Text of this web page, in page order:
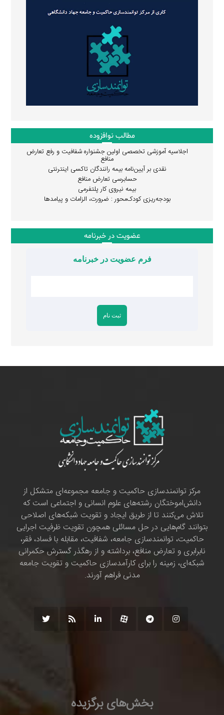
مطالب نوافزوده
اجلاسیه آموزشی تخصصی اولین جشنواره شفافیت و رفع تعارض
منافع
نقدی بر آیین‌نامه بیمه رانندگان تاکسی اینترنتی
حسابرسی تعارض منافع
بیمه نیروی کار پلتفرمی
بودجه‌ریزی کودک‌محور : ضرورت، الزامات و پیامدها
عضویت در خبرنامه
فرم عضویت در خبرنامه
مرکز توانمندسازی حاکمیت و جامعه مجموعه‌ای متشکل از
دانش‌اموختگان رشته‌های علوم انسانی و اجتماعی است که
تلاش می‌کنند تا از طریق ایجاد و تقویت شبکه‌های اصلاحی
بتوانند گام‌هایی در حل مسائلی همچون تقویت ظرفیت اجرایی
حاکمیت، توانمندسازی جامعه، شفافیت، مقابله با فساد، فقر،
نابرابری و تعارض منافع، برداشته و از رهگذر گسترش حکمرانی
شبکه‌ای، زمینه را برای کارآمدسازی حاکمیت و تقویت جامعه
مدنی فراهم آورند.
بخش‌های برگزیده